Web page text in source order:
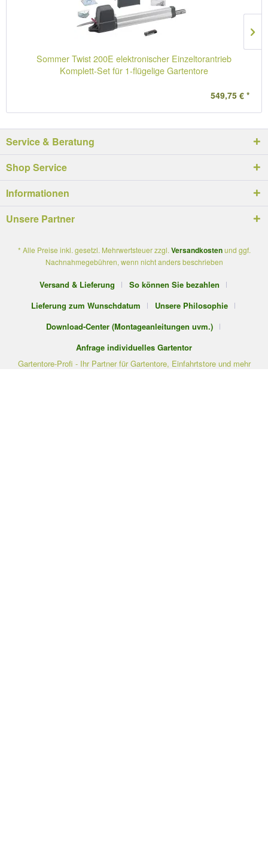
Sommer Twist 200E elektronischer Einzeltorantrieb
Komplett-Set für 1-flügelige Gartentore
549,75 € *
Service & Beratung
Shop Service
Informationen
Unsere Partner
* Alle Preise inkl. gesetzl. Mehrwertsteuer zzgl. Versandkostenund ggf.
Nachnahmegebühren, wenn nicht anders beschrieben
Versand & Lieferung
So können Sie bezahlen
Lieferung zum Wunschdatum
Unsere Philosophie
Download-Center (Montageanleitungen uvm.)
Anfrage individuelles Gartentor
Gartentore-Profi - Ihr Partner für Gartentore, Einfahrtstore und mehr